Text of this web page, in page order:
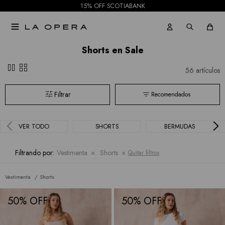
15% OFF SCOTIABANK

Shorts en Sale
pause grid_view 56 artículos
Recomendados
VER TODO SHORTS BERMUDAS
Filtrando por: Vestimenta Shorts Quitar filtros
Vestimenta Shorts
50 50